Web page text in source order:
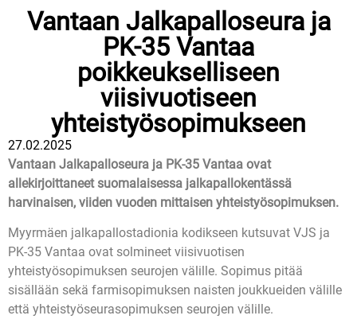
Vantaan Jalkapalloseura ja
PK-35 Vantaa
poikkeukselliseen
viisivuotiseen
yhteistyösopimukseen
27.02.2025
Vantaan Jalkapalloseura ja PK-35 Vantaa ovat
allekirjoittaneet suomalaisessa jalkapallokentässä
harvinaisen, viiden vuoden mittaisen yhteistyösopimuksen.
Myyrmäen jalkapallostadionia kodikseen kutsuvat VJS ja
PK-35 Vantaa ovat solmineet viisivuotisen
yhteistyösopimuksen seurojen välille. Sopimus pitää
sisällään sekä farmisopimuksen naisten joukkueiden välille
että yhteistyöseurasopimuksen seurojen välille.